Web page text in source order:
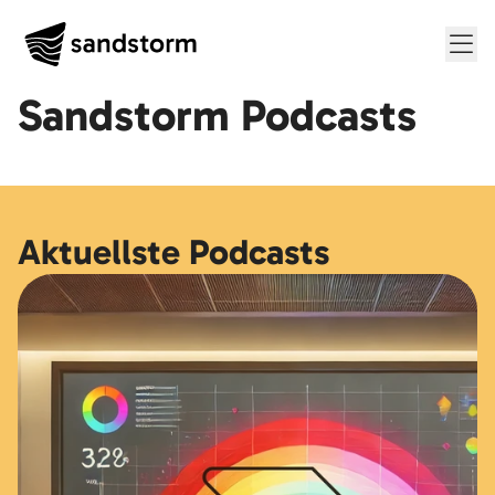
Sandstorm Podcasts
Aktuellste Podcasts